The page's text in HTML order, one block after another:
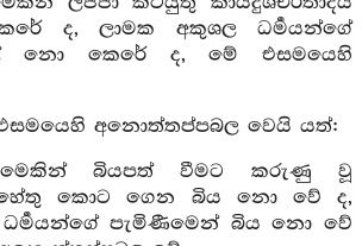
ද, ලාමක අකුශල ධර්‍මයන්ගේ
නො කෙරේ ද, මේ එසමයෙහි
එසමයෙහි අනොත්තප්පබල වෙයි යත්:
බියපත් වීමට කරුණු වූ
හේතු කොට ගෙන බිය නො වේ ද,
පැමිණීමෙන් බිය නො වේ